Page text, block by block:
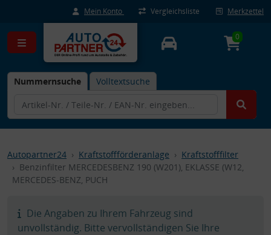
Mein Konto Vergleichsliste Merkzettel
Nummernsuche Volltextsuche
0
Autopartner24 Kraftstoffförderanlage
Kraftstofffilter
Benzinfilter MERCEDESBENZ 190 (W201), EKLASSE (W12,
MERCEDES-BENZ, PUCH
Die Angaben zu Ihrem Fahrzeug sind
unvollständig. Bitte vervollständigen Sie Ihre